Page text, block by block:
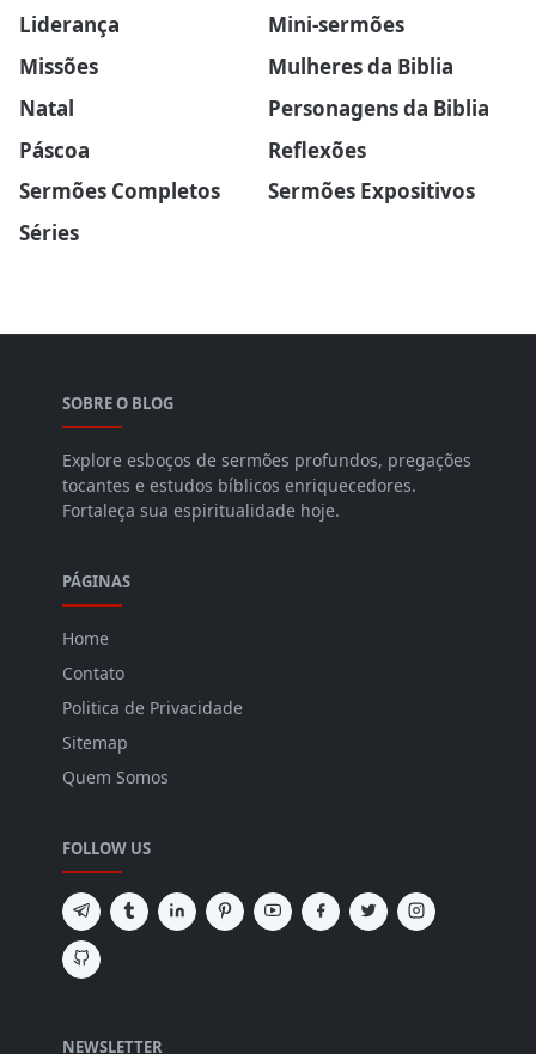
Liderança
Mini-sermões
Missões
Mulheres da Biblia
Natal
Personagens da Biblia
Páscoa
Reflexões
Sermões Completos
Sermões Expositivos
Séries
SOBRE O BLOG
Explore esboços de sermões profundos, pregações
tocantes e estudos bíblicos enriquecedores.
Fortaleça sua espiritualidade hoje.
PÁGINAS
Home
Contato
Politica de Privacidade
Sitemap
Quem Somos
FOLLOW US
NEWSLETTER